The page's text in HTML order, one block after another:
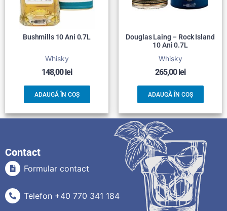
Bushmills 10 Ani 0.7L
Whisky
148,00lei
ADAUGĂ ÎN COȘ
Douglas Laing – Rock Island
10 Ani 0.7L
Whisky
265,00lei
ADAUGĂ ÎN COȘ
Contact
Formular contact
Telefon +40 770 341 184